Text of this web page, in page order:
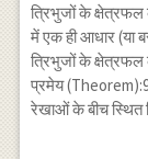
त्रिभुजों के
में एक ही आधार (या
त्रिभुजों के क्षेत्रफल
प्रमेय
रेखाओं के बीच स्थित